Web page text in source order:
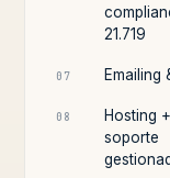
21.719
07 Emailing
08
Hosting +
soporte